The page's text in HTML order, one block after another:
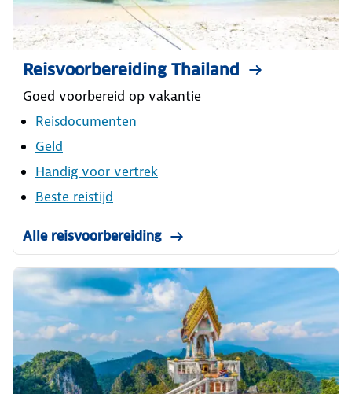
Reisvoorbereiding Thailand
Goed voorbereid op vakantie
Reisdocumenten
Geld
Handig voor vertrek
Beste reistijd
Alle reisvoorbereiding